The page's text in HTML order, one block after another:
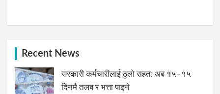
Recent News
सरकारी कर्मचारीलाई ठूलो राहत: अब १५–१५
दिनमै तलब र भत्ता पाइने